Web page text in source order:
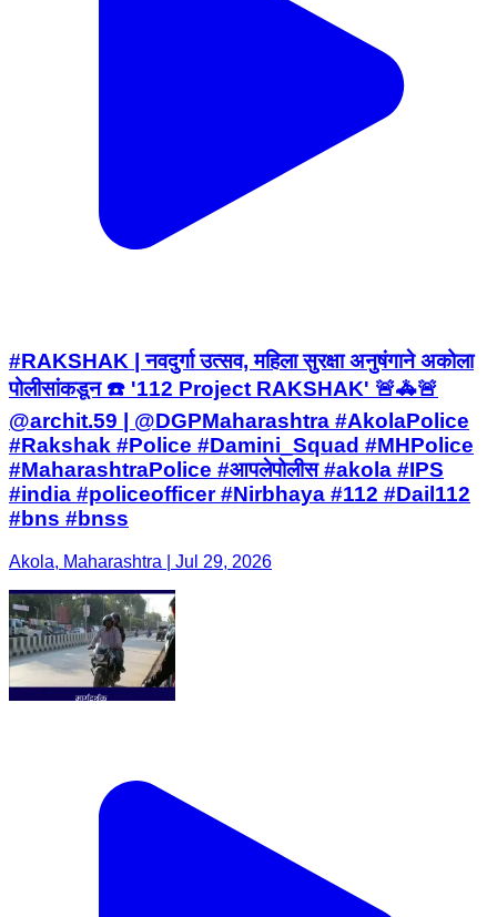
#RAKSHAK | नवदुर्गा उत्सव, महिला सुरक्षा अनुषंगाने अकोला
पोलीसांकडून ☎️ '112 Project RAKSHAK' 🚨🚓🚨
@archit.59 | @DGPMaharashtra #AkolaPolice
#Rakshak #Police #Damini_Squad #MHPolice
#MaharashtraPolice #आपलेपोलीस #akola #IPS
#india #policeofficer #Nirbhaya #112 #Dail112
#bns #bnss
Akola, Maharashtra | Jul 29, 2026